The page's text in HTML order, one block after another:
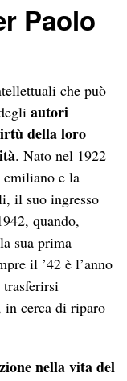
Paolo
che può
autori
della loro
. Nato nel 1922
e la
il suo ingresso
quando,
sua prima
il ’42 è l’anno
in cerca di riparo
nella vita del